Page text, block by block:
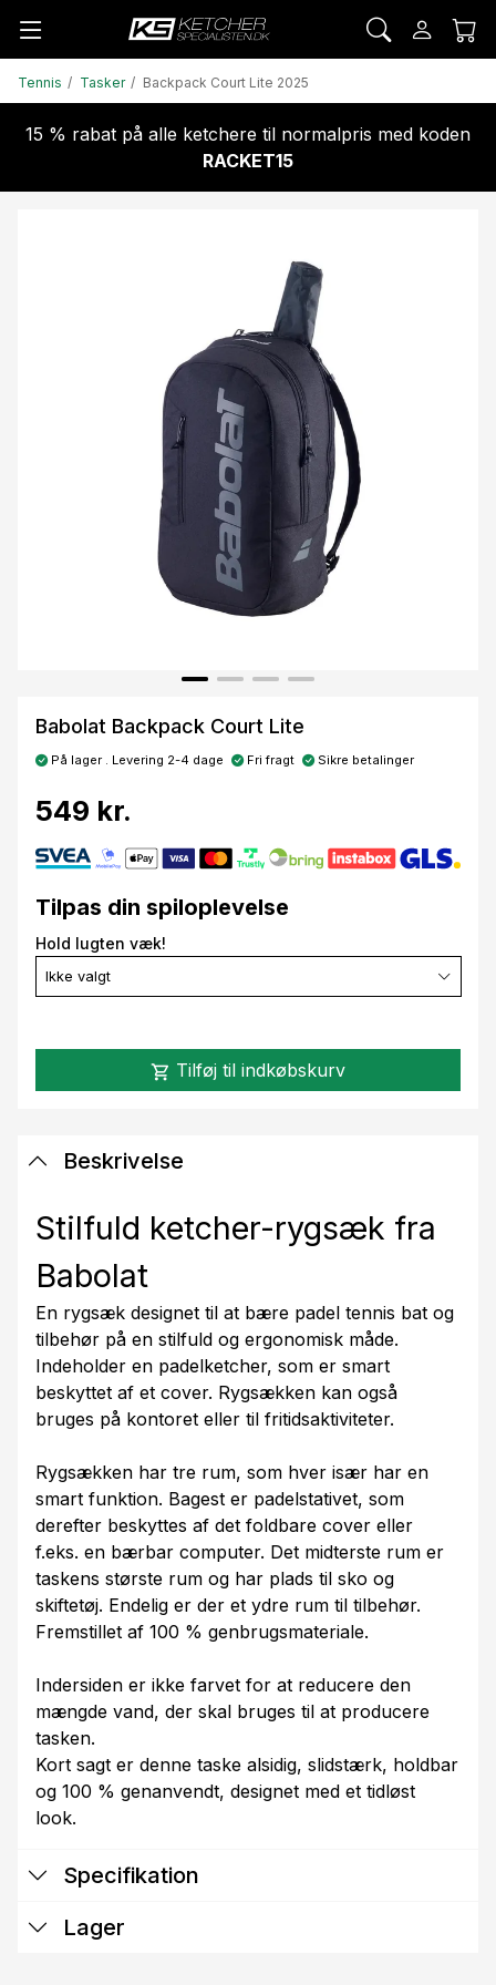
Tennis Tasker Backpack Court Lite 2025
15 % rabat på alle ketchere til normalpris med koden
RACKET15
Babolat Backpack Court Lite
På lager . Levering 2-4 dage Fri fragt Sikre betalinger
549 kr.
Tilpas din spiloplevelse
Hold lugten væk!
Ikke valgt
shopping_cart Tilføj til indkøbskurv
Beskrivelse
Stilfuld ketcher-rygsæk fra
Babolat
En rygsæk designet til at bære padel tennis bat og
tilbehør på en stilfuld og ergonomisk måde.
Indeholder en padelketcher, som er smart
beskyttet af et cover. Rygsækken kan også
bruges på kontoret eller til fritidsaktiviteter.
Rygsækken har tre rum, som hver især har en
smart funktion. Bagest er padelstativet, som
derefter beskyttes af det foldbare cover eller
f.eks. en bærbar computer. Det midterste rum er
taskens største rum og har plads til sko og
skiftetøj. Endelig er der et ydre rum til tilbehør.
Fremstillet af 100 % genbrugsmateriale.
Indersiden er ikke farvet for at reducere den
mængde vand, der skal bruges til at producere
tasken.
Kort sagt er denne taske alsidig, slidstærk, holdbar
og 100 % genanvendt, designet med et tidløst
look.
Specifikation
Lager